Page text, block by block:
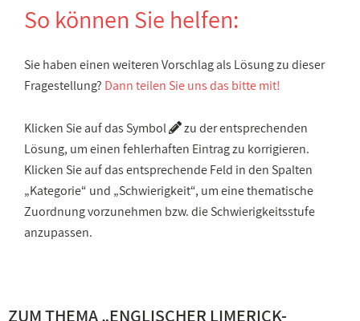
So können Sie helfen:
Sie haben einen weiteren Vorschlag als Lösung zu dieser
Fragestellung? Dann teilen Sie uns das bitte mit!
Klicken Sie auf das Symbol
zu der entsprechenden
Lösung, um einen fehlerhaften Eintrag zu korrigieren.
Klicken Sie auf das entsprechende Feld in den Spalten
„Kategorie“ und „Schwierigkeit“, um eine thematische
Zuordnung vorzunehmen bzw. die Schwierigkeitsstufe
anzupassen.
ZUM THEMA „ENGLISCHER LIMERICK-